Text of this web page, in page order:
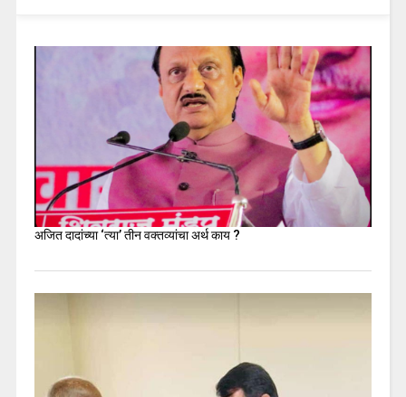
अजित दादांच्या ‘त्या’ तीन वक्तव्यांचा अर्थ काय ?